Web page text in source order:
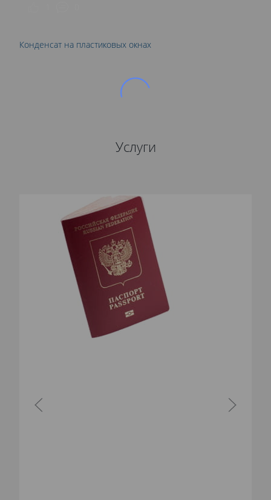
Конденсат на пластиковых окнах
Услуги